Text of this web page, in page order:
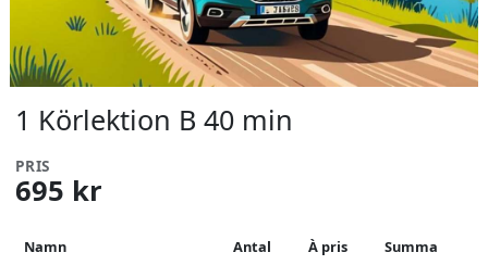
1 Körlektion B 40 min
PRIS
695 kr
Namn Antal À pris Summa